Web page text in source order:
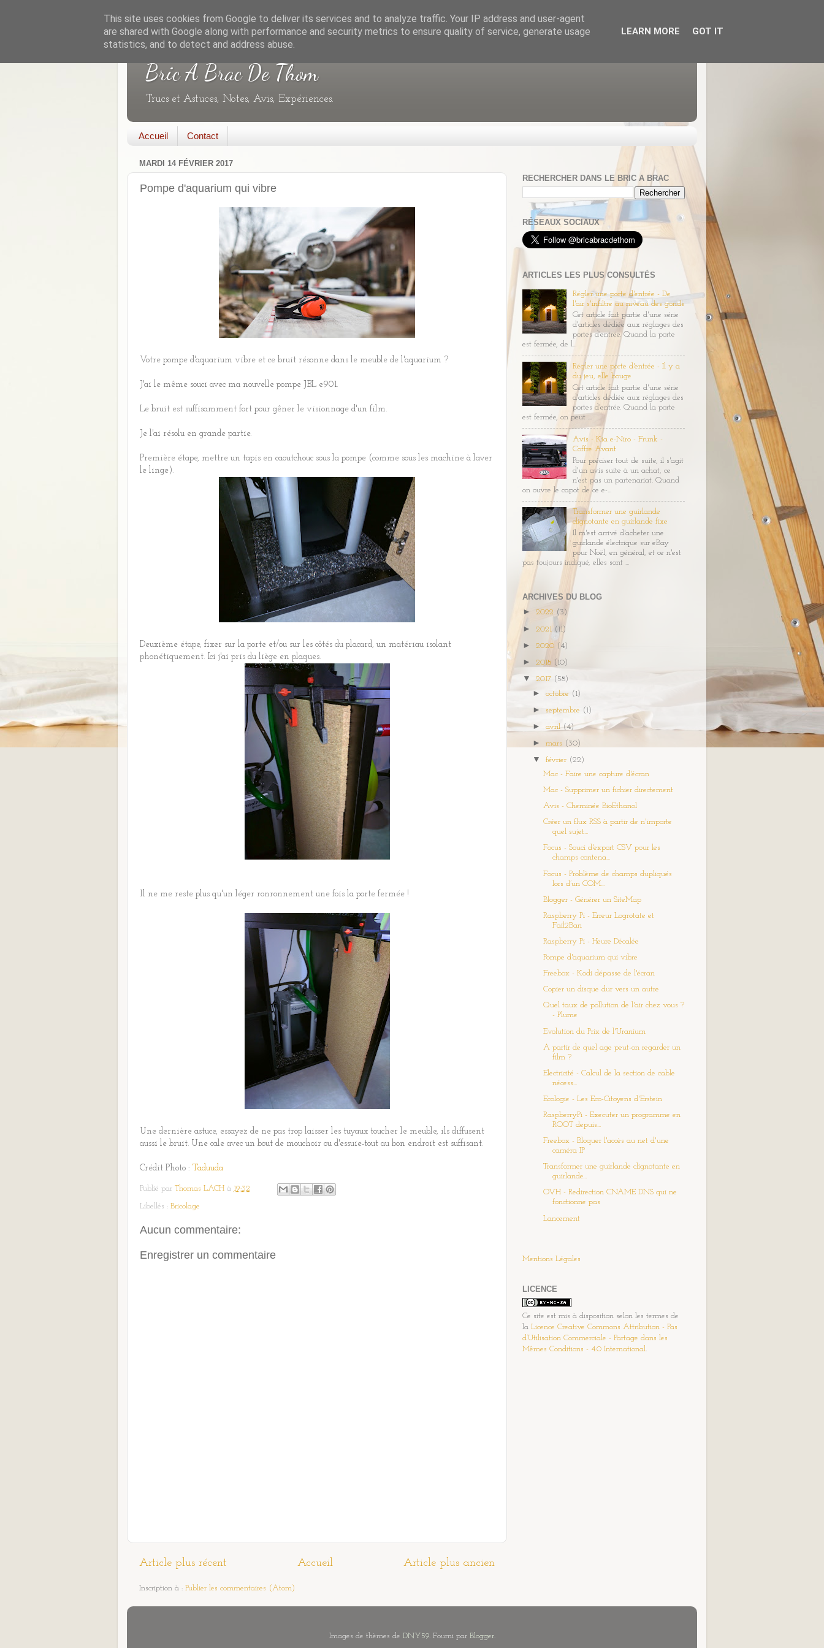
Bric A Brac De Thom
Trucs et Astuces, Notes, Avis, Expériences.
Accueil Contact
MARDI 14 FÉVRIER 2017
Pompe d'aquarium qui vibre
Votre pompe d'aquarium vibre et ce bruit résonne dans le meuble de l'aquarium ?
J'ai le même souci avec ma nouvelle pompe JBL e901.
Le bruit est suffisamment fort pour gêner le visionnage d'un film.
Je l'ai résolu en grande partie.
Première étape, mettre un tapis en caoutchouc sous la pompe (comme sous les machine à laver
le linge).
Deuxième étape, fixer sur la porte et/ou sur les côtés du placard, un matériau isolant
phonétiquement. Ici j'ai pris du liège en plaques.
Il ne me reste plus qu'un léger ronronnement une fois la porte fermée !
Une dernière astuce, essayez de ne pas trop laisser les tuyaux toucher le meuble, ils diffusent
aussi le bruit. Une cale avec un bout de mouchoir ou d'essuie-tout au bon endroit est suffisant.
Crédit Photo : Taduuda
Publié par Thomas LACH à 19:32
Libellés : Bricolage
Aucun commentaire:
Enregistrer un commentaire
Article plus récent Article plus ancien
Accueil
Inscription à : Publier les commentaires (Atom)
RECHERCHER DANS LE BRIC A BRAC
RÉSEAUX SOCIAUX
ARTICLES LES PLUS CONSULTÉS
Régler une porte d'entrée - De
l'air s'infiltre au niveau des gonds
Cet article fait partie d'une série
d'articles dédiée aux réglages des
portes d'entrée. Quand la porte
est fermée, de l...
Régler une porte d'entrée - Il y a
du jeu, elle bouge
Cet article fait partie d'une série
d'articles dédiée aux réglages des
portes d'entrée. Quand la porte
est fermée, on peut ...
Avis - Kia e-Niro - Frunk -
Coffre Avant
Pour préciser tout de suite, il s'agit
d'un avis suite à un achat, ce
n'est pas un partenariat. Quand
on ouvre le capot de ce e-...
Transformer une guirlande
clignotante en guirlande fixe
Il m'est arrivé d'acheter une
guirlande électrique sur eBay
pour Noël, en général, et ce n'est
pas toujours indiqué, elles sont ...
ARCHIVES DU BLOG
► 2022 (3)
► 2021 (11)
► 2020 (4)
► 2018 (10)
▼ 2017 (58)
►octobre (1)
► septembre (1)
►avril(4)
►mars (30)
▼février (22)
Mac - Faire une capture d'écran
Mac - Supprimer un fichier directement
Avis - Cheminée BioEthanol
Créer un flux RSS à partir de n'importe
quel sujet...
Focus - Souci d'export CSV pour les
champs contena...
Focus - Problème de champs dupliqués
lors d’un COM...
Blogger - Générer un SiteMap
Raspberry Pi - Erreur Logrotate et
Fail2Ban
Raspberry Pi - Heure Décalée
Pompe d'aquarium qui vibre
Freebox - Kodi dépasse de l'écran
Copier un disque dur vers un autre
Quel taux de pollution de l'air chez vous ?
- Plume
Evolution du Prix de l'Uranium
A partir de quel age peut-on regarder un
film ?
Electricité - Calcul de la section de cable
nécess...
Ecologie - Les Eco-Citoyens d'Erstein
RaspberryPi - Executer un programme en
ROOT depuis...
Freebox - Bloquer l'accès au net d'une
caméra IP
Transformer une guirlande clignotante en
guirlande...
OVH - Redirection CNAME DNS qui ne
fonctionne pas
Lancement
Mentions Légales
LICENCE
Ce site est mis à disposition selon les termes de
la Licence Creative Commons Attribution - Pas
d’Utilisation Commerciale - Partage dans les
Mêmes Conditions - 4.0 International.
Images de thèmes de DNY59. Fourni par Blogger.
This site uses cookies from Google to deliver its services and to analyze traffic. Your IP address and user-agent
are shared with Google along with performance and security metrics to ensure quality of service, generate usage
statistics, and to detect and address abuse.
LEARN MORE GOT IT